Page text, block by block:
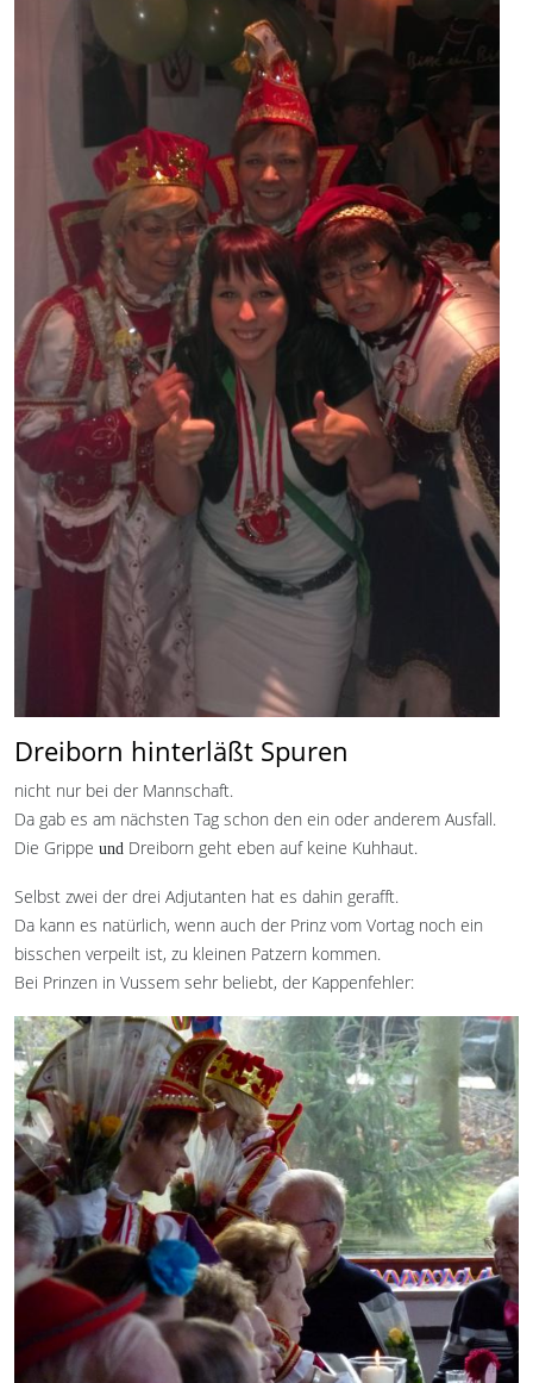
Dreiborn hinterläßt Spuren
nicht nur bei der Mannschaft.
Da gab es am nächsten Tag schon den ein oder anderem Ausfall.
Die Grippe und Dreiborn geht eben auf keine Kuhhaut.
Selbst zwei der drei Adjutanten hat es dahin gerafft.
Da kann es natürlich, wenn auch der Prinz vom Vortag noch ein
bisschen verpeilt ist, zu kleinen Patzern kommen.
Bei Prinzen in Vussem sehr beliebt, der Kappenfehler: